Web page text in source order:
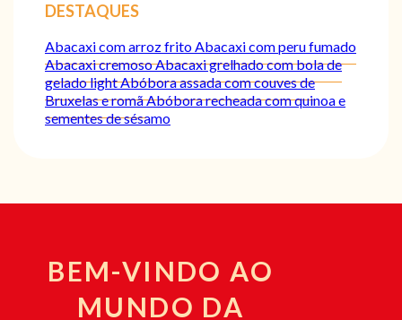
DESTAQUES
Abacaxi com arroz fritoAbacaxi com peru fumado
Abacaxi cremosoAbacaxi grelhado com bola de
gelado lightAbóbora assada com couves de
Bruxelas e romãAbóbora recheada com quinoa e
sementes de sésamo
BEM-VINDO AO
MUNDO DA